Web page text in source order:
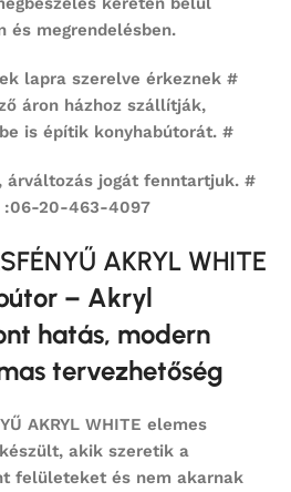
és megrendelésben.
lapra szerelve érkeznek #
áron házhoz szállítják,
is építik konyhabútorát. #
árváltozás jogát fenntartjuk. #
:06-20-463-4097
AKRYL WHITE
– Akryl
hatás, modern
tervezhetőség
AKRYL WHITE elemes
akik szeretik a
felületeket és nem akarnak